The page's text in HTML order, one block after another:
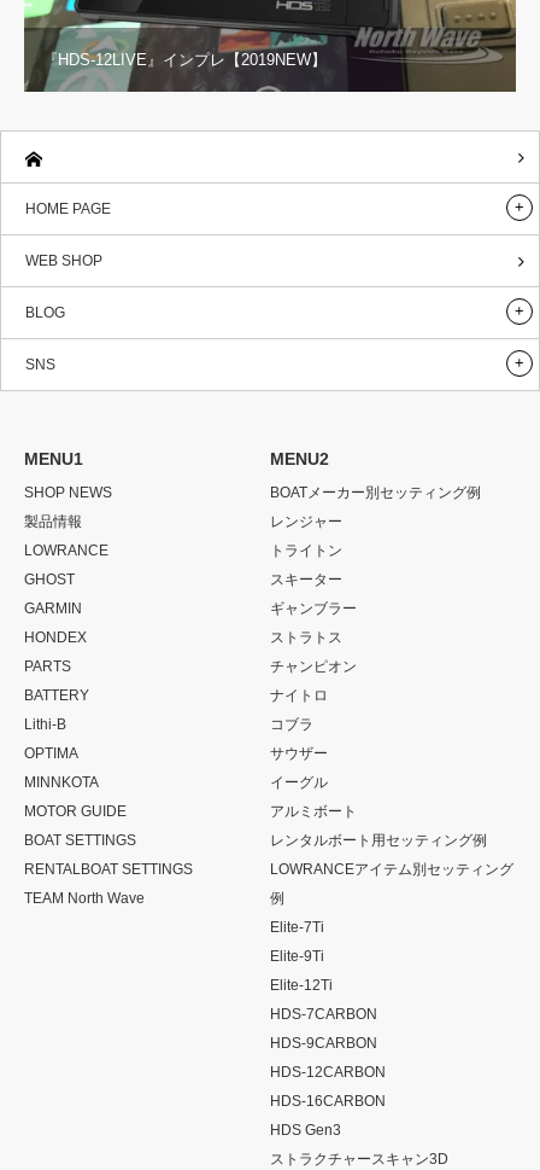
『HDS-12LIVE』インプレ【2019NEW】
HOME PAGE
WEB SHOP
BLOG
SNS
MENU1
SHOP NEWS
製品情報
LOWRANCE
GHOST
GARMIN
HONDEX
PARTS
BATTERY
Lithi-B
OPTIMA
MINNKOTA
MOTOR GUIDE
BOAT SETTINGS
RENTALBOAT SETTINGS
TEAM North Wave
MENU2
BOATメーカー別セッティング例
レンジャー
トライトン
スキーター
ギャンブラー
ストラトス
チャンピオン
ナイトロ
コブラ
サウザー
イーグル
アルミボート
レンタルボート用セッティング例
LOWRANCEアイテム別セッティング
例
Elite-7Ti
Elite-9Ti
Elite-12Ti
HDS-7CARBON
HDS-9CARBON
HDS-12CARBON
HDS-16CARBON
HDS Gen3
ストラクチャースキャン3D